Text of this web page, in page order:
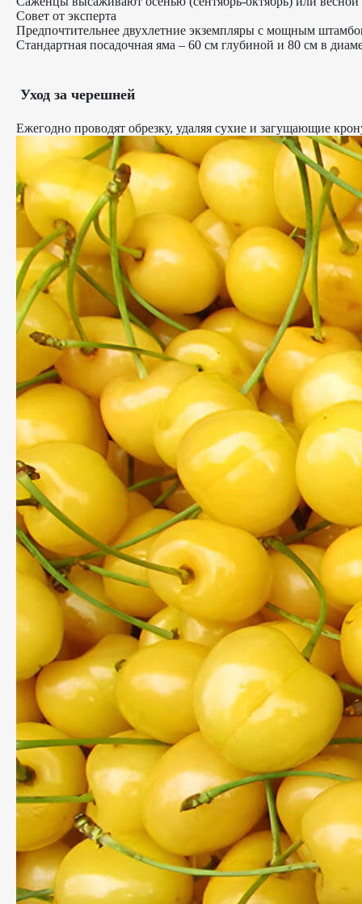
Совет от эксперта
Предпочтительнее двухлетние экземпляры с мощным
Стандартная посадочная яма – 60 см глубиной и 80 см в
Уход за черешней
Ежегодно проводят обрезку, удаляя сухие и загущающие